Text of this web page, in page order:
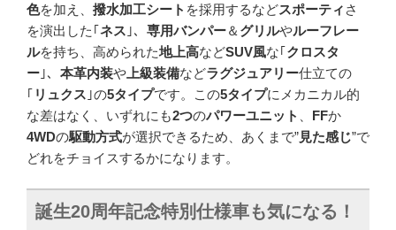
色を加え、 撥水加工シート を採用するなどスポーティ さ
を演出した｢ネス ｣、 専用バンパー＆ グリルやルーフレー
ルを持ち、高められた地上高などSUV風な｢クロスタ
ー ｣、 本革内装や 上級装備などラグジュアリー仕立ての
｢ リュクス ｣の5タイプです。この5タイプにメカニカル的
な差はなく、いずれにも2つのパワーユニット FFか
4WDの駆動方式が選択できるため、あくまで”見た感じ”で
どれをチョイスするかになります。
誕生20周年記念特別仕様車も気になる！